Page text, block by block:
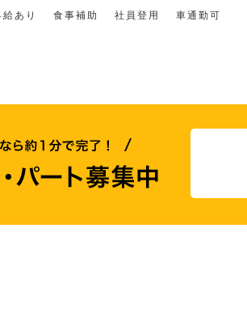
給あり 食事補助 社員登用 車通勤可